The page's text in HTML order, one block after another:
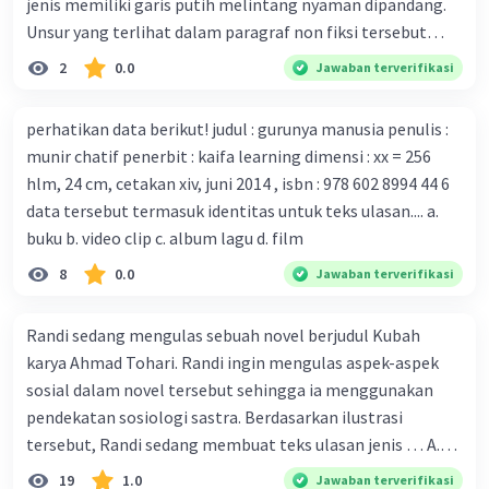
mengembangkan virus Corona versi laboratorium dari
tubuh pasien yang terinfeksi untuk uji coba. Tanggapan
yang sesuai dengan berita tersebut adalah ... A.
serangan virus Corona dengan menemukan vaksin virus
tersebut. B. Para ilmuan perlu segera mempelajari virus
corona yang menjadi masalah besar bagi kesehatan dunia
karena persebarannya sangat cepat. C. Masyarakat perlu
mawas diri dan menjaga kesehatan dalam menghadapi
serangan virus corona yang mulai menyebar di Indonesia,
D. Virus corona menjadi masalah besar bagi kesehatan
jenis memiliki garis putih melintang nyaman dipandang.
Unsur yang terlihat dalam paragraf non fiksi tersebut
adalah... A. cara menyajikan isi buku B. bahasa yang
digunakan C. tokoh dan penokohan D. penyajian alur cerita
2 0.0 Jawaban terverifikasi
perhatikan data berikut! judul : gurunya manusia penulis :
munir chatif penerbit : kaifa learning dimensi : xx = 256
hlm, 24 cm, cetakan xiv, juni 2014 , isbn : 978 602 8994 44 6
data tersebut termasuk identitas untuk teks ulasan.... a.
buku b. video clip c. album lagu d. film
8 0.0 Jawaban terverifikasi
Randi sedang mengulas sebuah novel berjudul Kubah
karya Ahmad Tohari. Randi ingin mengulas aspek-aspek
sosial dalam novel tersebut sehingga ia menggunakan
pendekatan sosiologi sastra. Berdasarkan ilustrasi
tersebut, Randi sedang membuat teks ulasan jenis … A.
deskriptif B. objektif C. informatif D. kritis
19 1.0 Jawaban terverifikasi